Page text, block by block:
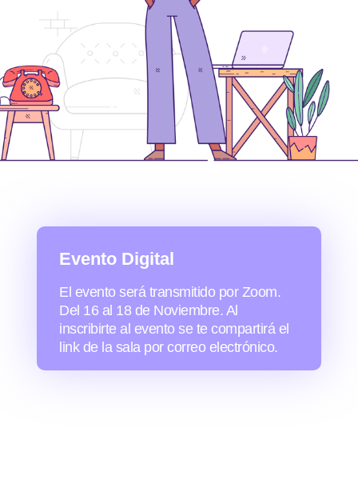
Evento Digital
El evento será transmitido por Zoom.
Del 16 al 18 de Noviembre. Al
inscribirte al evento se te compartirá el
link de la sala por correo electrónico.